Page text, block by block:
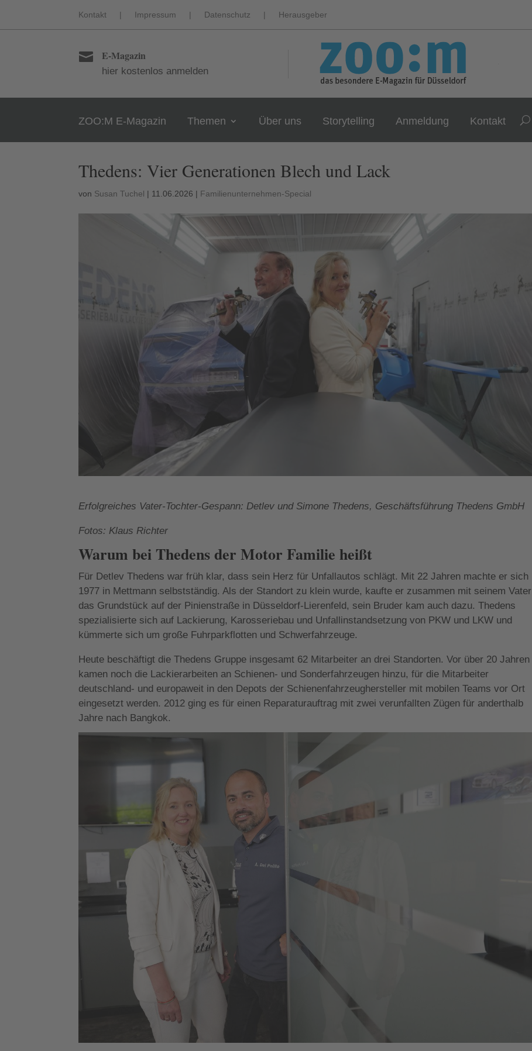
Kontakt | Impressum | Datenschutz | Herausgeber
 E-Magazin
hier kostenlos anmelden
ZOO:M E-Magazin Themen Über uns Storytelling Anmeldung Kontakt
Thedens: Vier Generationen Blech und Lack
von Susan Tuchel | 11.06.2026 | Familienunternehmen-Special
Erfolgreiches Vater-Tochter-Gespann: Detlev und Simone Thedens, Geschäftsführung Thedens GmbH
Fotos: Klaus Richter
Warum bei Thedens der Motor Familie heißt
Für Detlev Thedens war früh klar, dass sein Herz für Unfallautos schlägt. Mit 22 Jahren machte er sich
1977 in Mettmann selbstständig. Als der Standort zu klein wurde, kaufte er zusammen mit seinem Vater
das Grundstück auf der Pinienstraße in Düsseldorf-Lierenfeld, sein Bruder kam auch dazu. Thedens
spezialisierte sich auf Lackierung, Karosseriebau und Unfallinstandsetzung von PKW und LKW und
kümmerte sich um große Fuhrparkflotten und Schwerfahrzeuge.
Heute beschäftigt die Thedens Gruppe insgesamt 62 Mitarbeiter an drei Standorten. Vor über 20 Jahren
kamen noch die Lackierarbeiten an Schienen- und Sonderfahrzeugen hinzu, für die Mitarbeiter
deutschland- und europaweit in den Depots der Schienenfahrzeughersteller mit mobilen Teams vor Ort
eingesetzt werden. 2012 ging es für einen Reparaturauftrag mit zwei verunfallten Zügen für anderthalb
Jahre nach Bangkok.